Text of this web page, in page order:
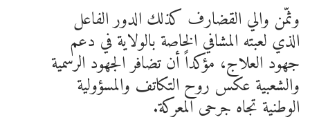
وثمّن والي القضارف كذلك الدور الفاعل
الذي لعبته المشافي الخاصة بالولاية في دعم
جهود العلاج، مؤكداً أن تضافر الجهود الرسمية
والشعبية عكس روح التكاتف والمسؤولية
الوطنية تجاه جرحى المعركة.